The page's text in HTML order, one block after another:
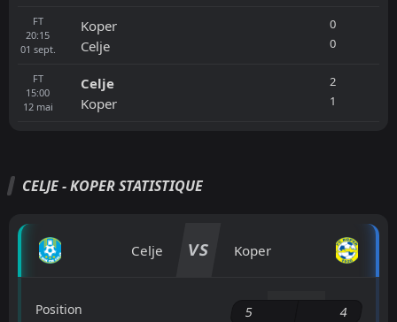
FT
20:15
01 sept.
Koper
Celje
0
0
FT
15:00
12 mai
Celje
Koper
2
1
CELJE - KOPER STATISTIQUE
Celje VS Koper
Position 5 4